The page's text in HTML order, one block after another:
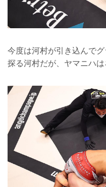
今度は河村が引き込んで
探る河村だが、ヤマニハは